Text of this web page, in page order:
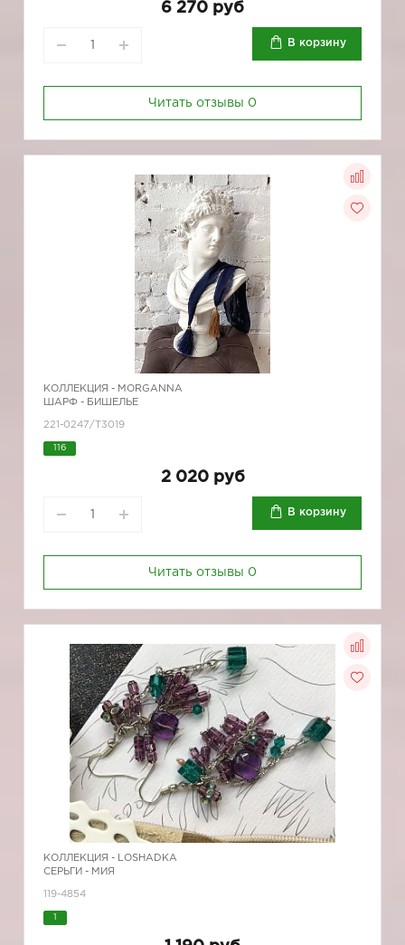
6 270 руб
В корзину
Читать отзывы 0
КОЛЛЕКЦИЯ - MORGANNA
ШАРФ - БИШЕЛЬЕ
221-0247/Т3019
116
2 020 руб
В корзину
Читать отзывы 0
КОЛЛЕКЦИЯ - LOSHADKA
СЕРЬГИ - МИЯ
119-4854